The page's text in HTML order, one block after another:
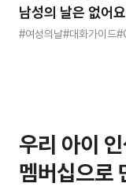
남성의 날은 없어
묻는 어린이에게 이
#여성의날#대화가이드
우리 아이
멤버십으로